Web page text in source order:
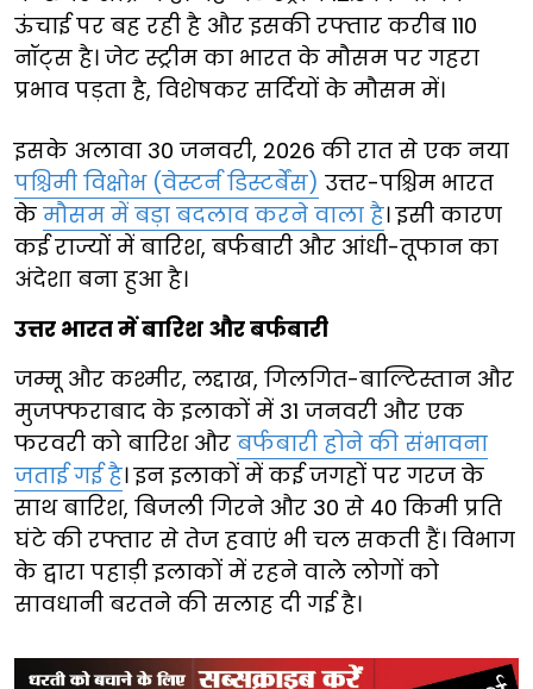
ऊंचाई पर बह रही है और इसकी रफ्तार करीब 110
नॉट्स है। जेट स्ट्रीम का भारत के मौसम पर गहरा
प्रभाव पड़ता है, विशेषकर सर्दियों के मौसम में।
इसके अलावा 30 जनवरी, 2026 की रात से एक नया
पश्चिमी विक्षोभ (वेस्टर्न डिस्टर्बेंस) उत्तर-पश्चिम भारत
के मौसम में बड़ा बदलाव करने वाला है। इसी कारण
कई राज्यों में बारिश, बर्फबारी और आंधी-तूफान का
अंदेशा बना हुआ है।
उत्तर भारत में बारिश और बर्फबारी
जम्मू और कश्मीर, लद्दाख, गिलगित-बाल्टिस्तान और
मुजफ्फराबाद के इलाकों में 31 जनवरी और एक
फरवरी को बारिश और बर्फबारी होने की संभावना
जताई गई है। इन इलाकों में कई जगहों पर गरज के
साथ बारिश, बिजली गिरने और 30 से 40 किमी प्रति
घंटे की रफ्तार से तेज हवाएं भी चल सकती हैं। विभाग
के द्वारा पहाड़ी इलाकों में रहने वाले लोगों को
सावधानी बरतने की सलाह दी गई है।